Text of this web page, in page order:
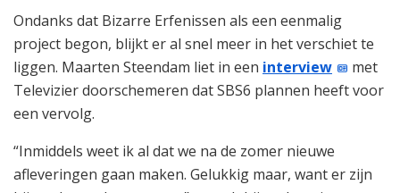
Ondanks dat Bizarre Erfenissen als een eenmalig
project begon, blijkt er al snel meer in het verschiet te
liggen. Maarten Steendam liet in een interview
met
Televizier doorschemeren dat SBS6 plannen heeft voor
een vervolg.
“Inmiddels weet ik al dat we na de zomer nieuwe
afleveringen gaan maken. Gelukkig maar, want er zijn